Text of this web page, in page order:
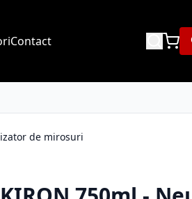
Contact
de mirosuri